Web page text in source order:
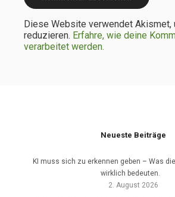
Diese Website verwendet Akismet,
reduzieren. Erfahre, wie deine
verarbeitet werden.
Neueste Beiträge
KI muss sich zu erkennen geben – Was
wirklich bedeuten.
2. August 2026